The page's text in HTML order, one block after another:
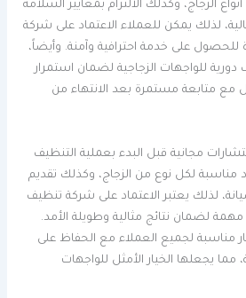
الزجاج، وكذلك الالتزام بمعايير السلامة
لذلك يمكن للعملاء الاعتماد على شركة
على خدمة احترافية وآمنة. وأيضاً،
للواجهات الزجاجية لضمان استمرار
مع متابعة مستمرة بعد الانتهاء من
مجانية قبل البدء بعملية التنظيف
مناسبة لكل نوع من الزجاج، وكذلك تقديم
لذلك يعتبر الاعتماد على شركة تنظيف
لضمان نتائج مثالية وطويلة الأمد.
مناسبة لجميع العملاء مع الحفاظ على
مما يجعلها الخيار الأمثل للواجهات